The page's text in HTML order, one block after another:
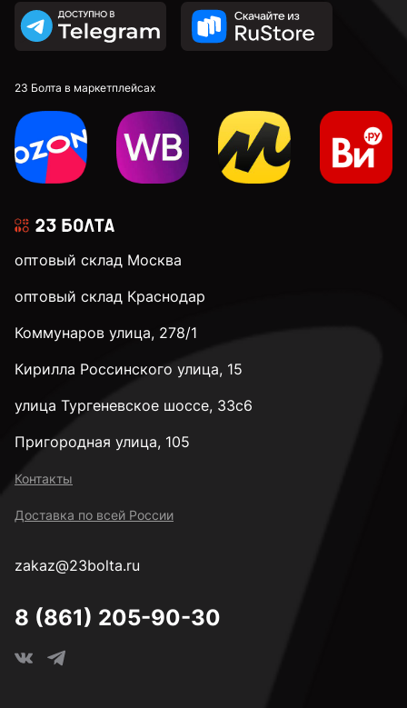
DIN 7991 c потайной головкой и внутренним
шестигранником
DIN 913 установочные с внутренним шестигранником
к.п. 4,8
к.п. 10,9
к.п. 12,9
М3
23 Болта в маркетплейсах
оптовый склад Москва
оптовый склад Краснодар
Коммунаров улица, 278/1
Кирилла Россинского улица, 15
улица Тургеневское шоссе, 33с6
Пригородная улица, 105
Контакты
Доставка по всей России
zakaz@23bolta.ru
8 (861) 205-90-30